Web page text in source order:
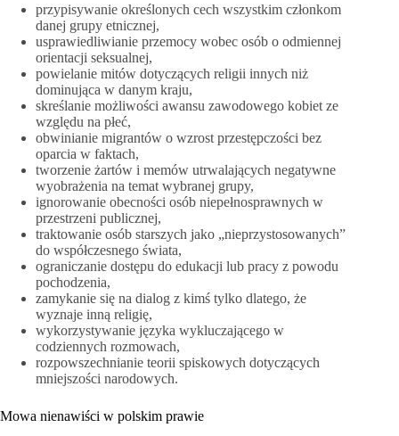
przypisywanie określonych cech wszystkim członkom
danej grupy etnicznej,
usprawiedliwianie przemocy wobec osób o odmiennej
orientacji seksualnej,
powielanie mitów dotyczących religii innych niż
dominująca w danym kraju,
skreślanie możliwości awansu zawodowego kobiet ze
względu na płeć,
obwinianie migrantów o wzrost przestępczości bez
oparcia w faktach,
tworzenie żartów i memów utrwalających negatywne
wyobrażenia na temat wybranej grupy,
ignorowanie obecności osób niepełnosprawnych w
przestrzeni publicznej,
traktowanie osób starszych jako „nieprzystosowanych”
do współczesnego świata,
ograniczanie dostępu do edukacji lub pracy z powodu
pochodzenia,
zamykanie się na dialog z kimś tylko dlatego, że
wyznaje inną religię,
wykorzystywanie języka wykluczającego w
codziennych rozmowach,
rozpowszechnianie teorii spiskowych dotyczących
mniejszości narodowych.
Mowa nienawiści w polskim prawie